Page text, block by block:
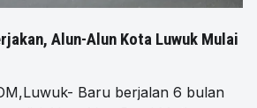
Alun-Alun Kota Luwuk Mulai
Baru berjalan 6 bulan